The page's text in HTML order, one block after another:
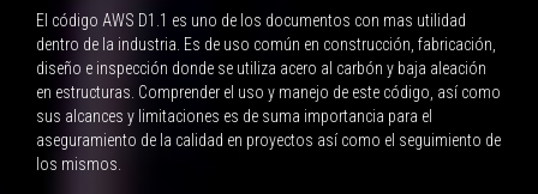
El código AWS D1.1 es uno de los documentos con mas utilidad
dentro de la industria. Es de uso común en construcción, fabricación,
diseño e inspección donde se utiliza acero al carbón y baja aleación
en estructuras. Comprender el uso y manejo de este código, así como
sus alcances y limitaciones es de suma importancia para el
aseguramiento de la calidad en proyectos así como el seguimiento de
los mismos.